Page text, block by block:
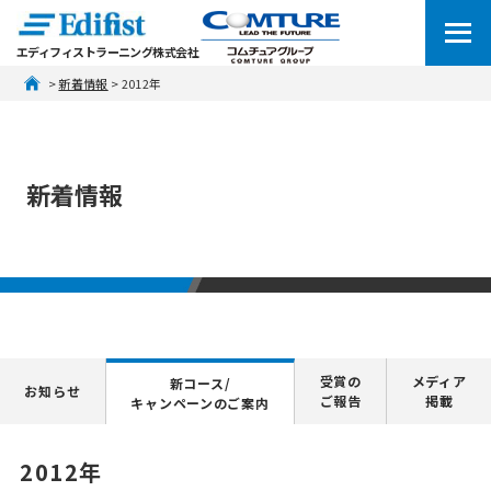
エディフィストラーニング株式会社
> 新着情報 > 2012年
新着情報
お知らせ
新コース/
キャンペーンのご案内
受賞の
ご報告
メディア
掲載
2012年